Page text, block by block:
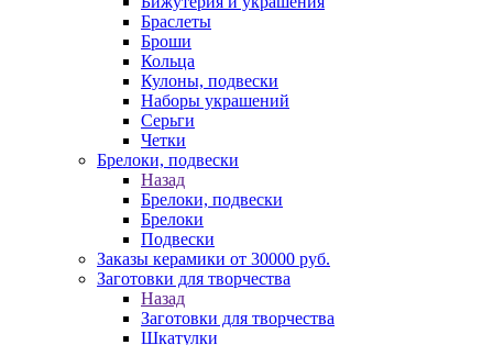
Браслеты
Броши
Кольца
Кулоны, подвески
Наборы украшений
Серьги
Четки
Брелоки, подвески
Назад
Брелоки, подвески
Брелоки
Подвески
Заказы керамики от 30000 руб.
Заготовки для творчества
Назад
Заготовки для творчества
Шкатулки